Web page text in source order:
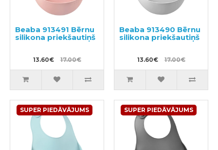
Beaba 913491 Bērnu
silikona priekšautiņš
13.60€ 17.00€
Beaba 913490 Bērnu
silikona priekšautiņš
13.60€ 17.00€
SUPER PIEDĀVĀJUMS SUPER PIEDĀVĀJUMS